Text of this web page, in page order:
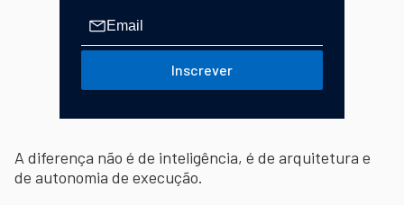
Inscrever
A diferença não é de inteligência, é de arquitetura e
de autonomia de execução.